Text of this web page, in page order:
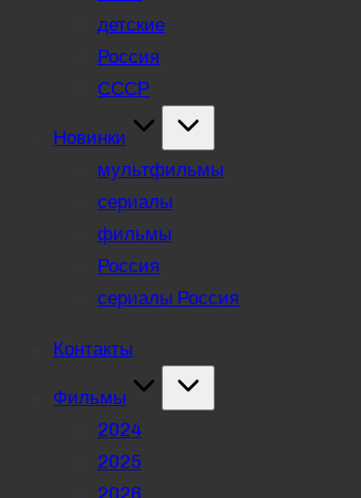
детские
Россия
СССР
Новинки
мультфильмы
сериалы
фильмы
Россия
сериалы Россия
Контакты
Фильмы
2024
2025
2026